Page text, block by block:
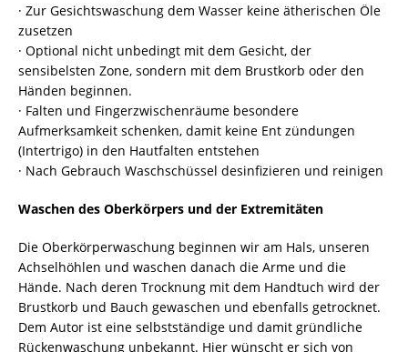
· Zur Gesichtswaschung dem Wasser keine ätherischen Öle
zusetzen
· Optional nicht unbedingt mit dem Gesicht, der
sensibelsten Zone, sondern mit dem Brustkorb oder den
Händen beginnen.
· Falten und Fingerzwischenräume besondere
Aufmerksamkeit schenken, damit keine Ent zündungen
(Intertrigo) in den Hautfalten entstehen
· Nach Gebrauch Waschschüssel desinfizieren und reinigen
Waschen des Oberkörpers und der Extremitäten
Die Oberkörperwaschung beginnen wir am Hals, unseren
Achselhöhlen und waschen danach die Arme und die
Hände. Nach deren Trocknung mit dem Handtuch wird der
Brustkorb und Bauch gewaschen und ebenfalls getrocknet.
Dem Autor ist eine selbstständige und damit gründliche
Rückenwaschung unbekannt. Hier wünscht er sich von